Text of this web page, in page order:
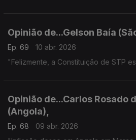
Opinião de...Gelson Baía
Ep. 69
10 abr. 2026
"Felizmente, a Constituição de STP
Opinião de...Carlos Rosado
(Angola),
Ep. 68
09 abr. 2026